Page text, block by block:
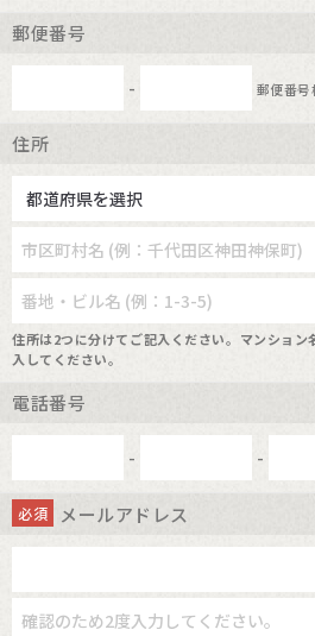
郵便番号
- 郵便番号
住所
住所は2つに分けてご記入ください。マンショ
入してください。
電話番号
- -
必須 メールアドレス